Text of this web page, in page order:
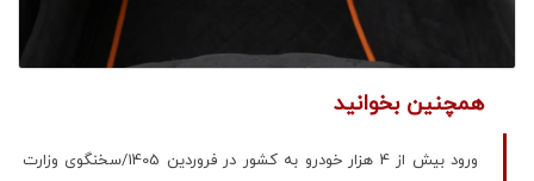
همچنین بخوانید
ورود بیش از 4 هزار خودرو به کشور در فروردین 1405/سخنگوی وزارت